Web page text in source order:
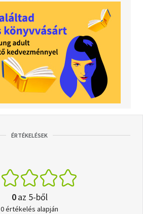
ÉRTÉKELÉSEK
0az 5-ből
0 értékelés alapján